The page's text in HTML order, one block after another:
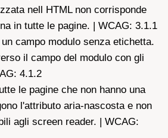
nell HTML non corrisponde
in tutte le pagine. | WCAG: 3.1.1
campo modulo senza etichetta.
il campo del modulo con gli
4.1.2
le pagine che non hanno una
l'attributo aria-nascosta e non
agli screen reader. | WCAG: